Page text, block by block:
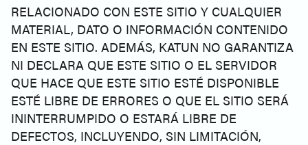
RELACIONADO CON ESTE SITIO Y CUALQUIER
MATERIAL, DATO O INFORMACIÓN CONTENIDO
EN ESTE SITIO. ADEMÁS, KATUN NO GARANTIZA
NI DECLARA QUE ESTE SITIO O EL SERVIDOR
QUE HACE QUE ESTE SITIO ESTÉ DISPONIBLE
ESTÉ LIBRE DE ERRORES O QUE EL SITIO SERÁ
ININTERRUMPIDO O ESTARÁ LIBRE DE
DEFECTOS, INCLUYENDO, SIN LIMITACIÓN,